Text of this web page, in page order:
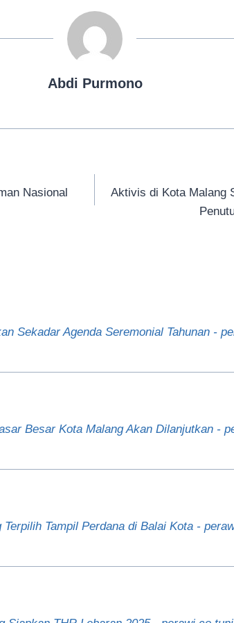
Abdi Purmono
Nasional
Aktivis di Kota Malang
Sekadar Agenda Seremonial Tahunan -
Besar Kota Malang Akan Dilanjutkan -
Tampil Perdana di Balai Kota -